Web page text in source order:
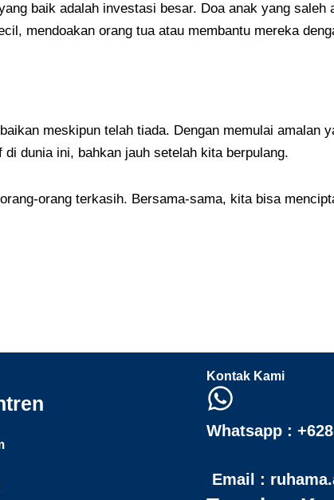
baik adalah investasi besar. Doa anak yang saleh
mendoakan orang tua atau membantu mereka
meskipun telah tiada. Dengan memulai amalan
dunia ini, bahkan jauh setelah kita berpulang.
orang terkasih. Bersama-sama, kita bisa
Kontak Kami
Whatsapp :
Email :